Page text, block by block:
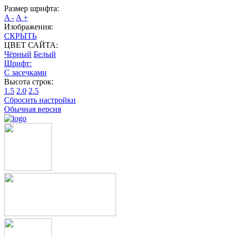
Размер шрифта:
A - A +
Изображения:
СКРЫТЬ
ЦВЕТ САЙТА:
Чёрный Белый
Шрифт:
С засечками
Высота строк:
1.5 2.0 2.5
Сбросить настройки
Обычная версия